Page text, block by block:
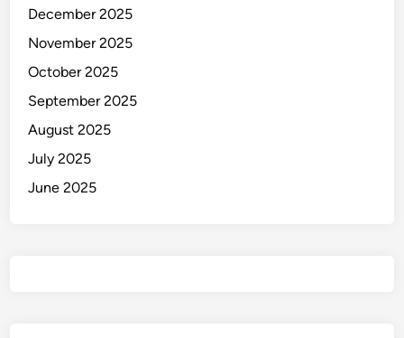
December 2025
November 2025
October 2025
September 2025
August 2025
July 2025
June 2025